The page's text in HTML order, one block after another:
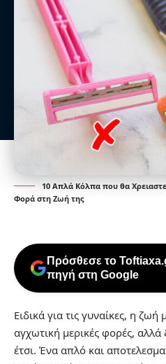
10 Απλά Κόλπα που θα
Φορά στη Ζωή της
Πρόσθεσε το
πηγή στη Google
Ειδικά για τις γυναίκες, η ζωή
αγχωτική μερικές φορές, αλλά
έτσι. Ένα απλό και